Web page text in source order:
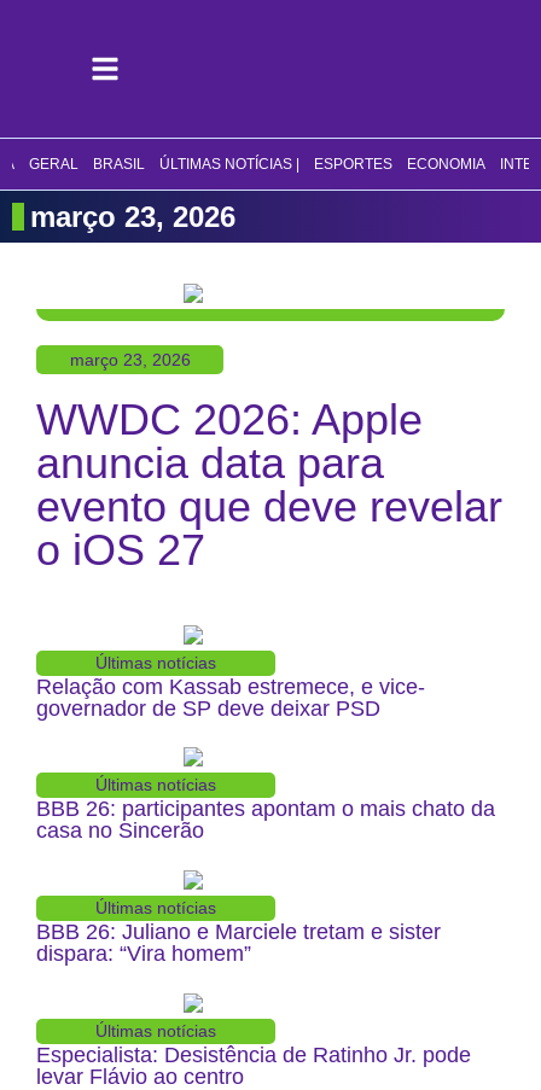
GERAL BRASIL ÚLTIMAS NOTÍCIAS | ESPORTES ECONOMIA
março 23, 2026
março 23, 2026
WWDC 2026: Apple
anuncia data para
evento que deve revelar
o iOS 27
Últimas notícias
Relação com Kassab estremece, e vice-
governador de SP deve deixar PSD
Últimas notícias
BBB 26: participantes apontam o mais chato da
casa no Sincerão
Últimas notícias
BBB 26: Juliano e Marciele tretam e sister
dispara: “Vira homem”
Últimas notícias
Especialista: Desistência de Ratinho Jr. pode
levar Flávio ao centro